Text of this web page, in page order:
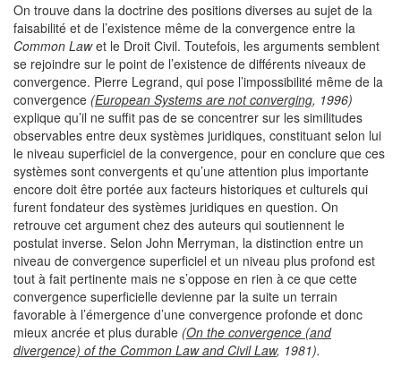
On trouve dans la doctrine des positions diverses au sujet de la
faisabilité et de l’existence même de la convergence entre la
Common Lawet le Droit Civil. Toutefois, les arguments semblent
se rejoindre sur le point de l’existence de différents niveaux de
convergence. Pierre Legrand, qui pose l’impossibilité même de la
convergence (European Systems are not converging, 1996)
explique qu’il ne suffit pas de se concentrer sur les similitudes
observables entre deux systèmes juridiques, constituant selon lui
le niveau superficiel de la convergence, pour en conclure que ces
systèmes sont convergents et qu’une attention plus importante
encore doit être portée aux facteurs historiques et culturels qui
furent fondateur des systèmes juridiques en question. On
retrouve cet argument chez des auteurs qui soutiennent le
postulat inverse. Selon John Merryman, la distinction entre un
niveau de convergence superficiel et un niveau plus profond est
tout à fait pertinente mais ne s’oppose en rien à ce que cette
convergence superficielle devienne par la suite un terrain
favorable à l’émergence d’une convergence profonde et donc
mieux ancrée et plus durable (On the convergence (and
divergence) of the Common Law and Civil Law, 1981).